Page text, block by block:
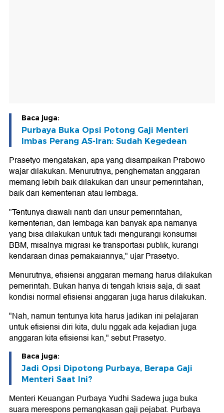
Baca juga:
Purbaya Buka Opsi Potong Gaji Menteri
Imbas Perang AS-Iran: Sudah Kegedean
Prasetyo mengatakan, apa yang disampaikan Prabowo
wajar dilakukan. Menurutnya, penghematan anggaran
memang lebih baik dilakukan dari unsur pemerintahan,
baik dari kementerian atau lembaga.
"Tentunya diawali nanti dari unsur pemerintahan,
kementerian, dan lembaga kan banyak apa namanya
yang bisa dilakukan untuk tadi mengurangi konsumsi
BBM, misalnya migrasi ke transportasi publik, kurangi
kendaraan dinas pemakaiannya," ujar Prasetyo.
Menurutnya, efisiensi anggaran memang harus dilakukan
pemerintah. Bukan hanya di tengah krisis saja, di saat
kondisi normal efisiensi anggaran juga harus dilakukan.
"Nah, namun tentunya kita harus jadikan ini pelajaran
untuk efisiensi diri kita, dulu nggak ada kejadian juga
anggaran kita efisiensi kan," sebut Prasetyo.
Baca juga:
Jadi Opsi Dipotong Purbaya, Berapa Gaji
Menteri Saat Ini?
Menteri Keuangan Purbaya Yudhi Sadewa juga buka
suara merespons pemangkasan gaji pejabat. Purbaya